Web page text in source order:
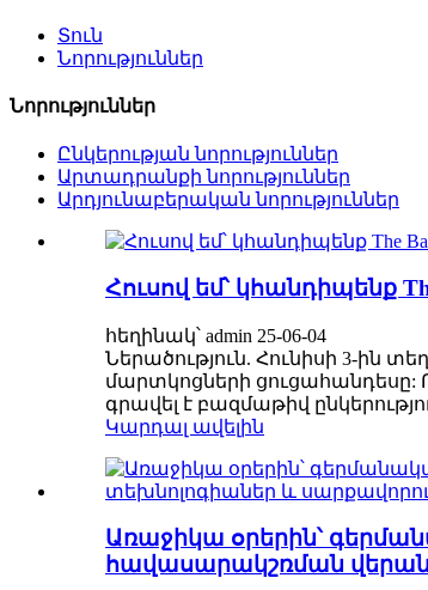
Տուն
Նորություններ
Նորություններ
Ընկերության նորություններ
Արտադրանքի նորություններ
Արդյունաբերական նորություններ
Հուսով եմ՝ կհանդիպենք
հեղինակ՝ admin 25-06-04
Ներածություն. Հունիսի 3-ին
մարտկոցների ցուցահանդեսը:
գրավել է բազմաթիվ
Կարդալ ավելին
Առաջիկա օրերին՝
հավասարակշռման